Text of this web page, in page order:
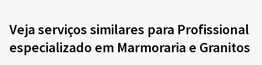
Veja serviços similares para Profissional
especializado em Marmoraria e Granitos